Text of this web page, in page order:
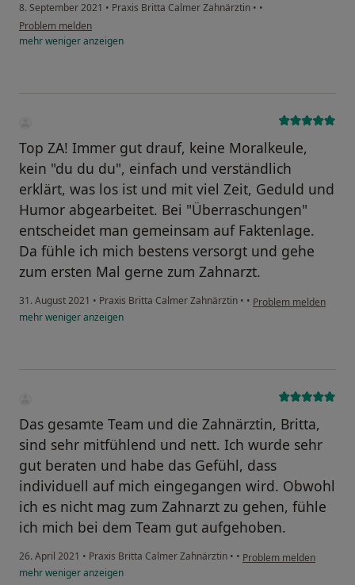
8. September 2021 • Praxis Britta Calmer Zahnärztin • •
Problem melden
mehrwenigeranzeigen
Top ZA! Immer gut drauf, keine Moralkeule,
kein "du du du", einfach und verständlich
erklärt, was los ist und mit viel Zeit, Geduld und
Humor abgearbeitet. Bei "Überraschungen"
entscheidet man gemeinsam auf Faktenlage.
Da fühle ich mich bestens versorgt und gehe
zum ersten Mal gerne zum Zahnarzt.
31. August 2021 • Praxis Britta Calmer Zahnärztin • • Problem melden
mehrwenigeranzeigen
Das gesamte Team und die Zahnärztin, Britta,
sind sehr mitfühlend und nett. Ich wurde sehr
gut beraten und habe das Gefühl, dass
individuell auf mich eingegangen wird. Obwohl
ich es nicht mag zum Zahnarzt zu gehen, fühle
ich mich bei dem Team gut aufgehoben.
26. April 2021 • Praxis Britta Calmer Zahnärztin • • Problem melden
mehrwenigeranzeigen